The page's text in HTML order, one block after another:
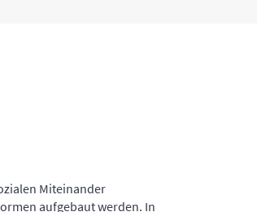
Miteinander
aufgebaut werden. In